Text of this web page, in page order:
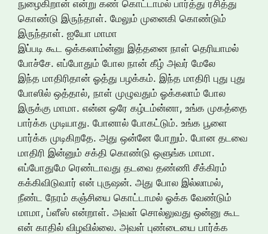
நுழைகிறான் என்று கண் கொட்டாமல் பார்த்து ரசித்து
கொண்டு இருந்தாள். மேலும் முனைகி கொண்டும்
இருந்தாள். ஐயோ மாமா
இப்படி கூட ஒக்கலாம்ன்னு இத்தனை நாள் தெரியாமல்
போச்சே. எப்போதும் போல நான் கீழ் அவர் மேலே
இந்த மாதிரிதான் ஓத்து பழக்கம். இந்த மாதிரி புது புது
போஸில் ஒத்தால், நாள் முழுவதும் ஓக்கலாம் போல
இருக்கு மாமா. என்ன ஒரே கழ்டம்ன்னா, உங்க முகத்தை
பார்க்க முடியாது. போனால் போகட்டும். உங்க பூளை
பார்க்க முடிகிறதே. அது ஒன்னே போறும். போன தடவை
மாதிரி இன்னும் சக்தி கொண்டு ஒளுங்க மாமா.
எப்போதுமே ரெண்டாவது தடவை தண்ணி சீக்கிரம்
கக்கிவிடுவார் என் புருஷன். அது போல இல்லாமல்,
நீண்ட நேரம் கஞ்சியை கொட்டாமல் ஓக்க வேண்டும்
மாமா, ப்ளீஸ் என்றாள். அவள் சொல்லுவது ஒன்னு கூட
என் காதில் விழவில்லை. அவள் புண்டையை பார்க்க